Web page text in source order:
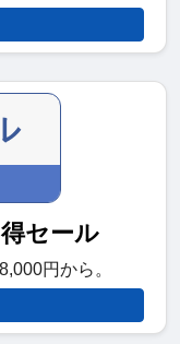
セール
円から。